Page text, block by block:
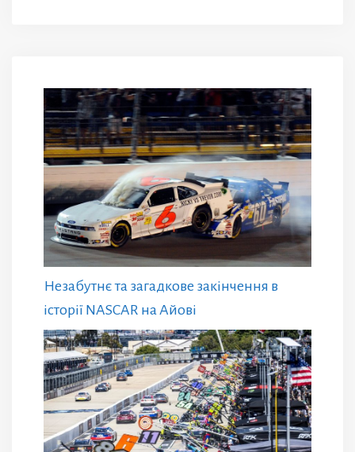
Незабутнє та загадкове закінчення в
історії NASCAR на Айові